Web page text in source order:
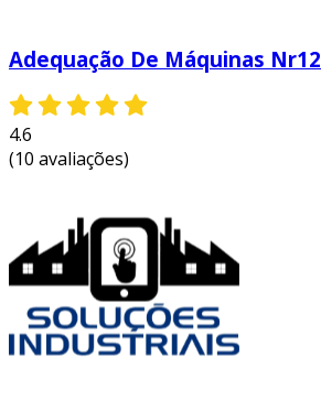
Adequação De Máquinas Nr12
4.6
(10 avaliações)